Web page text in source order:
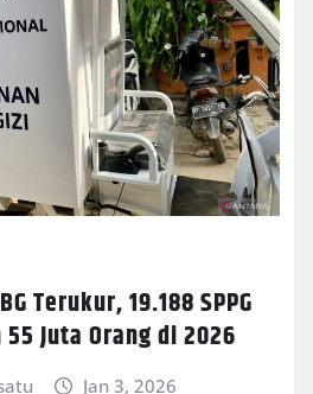
Terukur, 19.188 SPPG
Juta Orang di 2026
Jan 3, 2026